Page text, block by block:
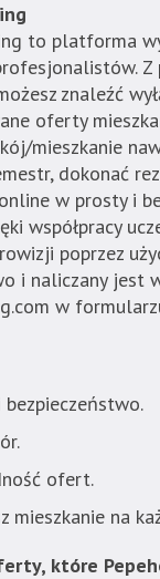
to platforma
Z
znaleźć
oferty
mieszkanie
dokonać
w prosty i
współpracy
poprzez
i naliczany jest
w
bezpieczeństwo.
ofert.
mieszkanie na
które